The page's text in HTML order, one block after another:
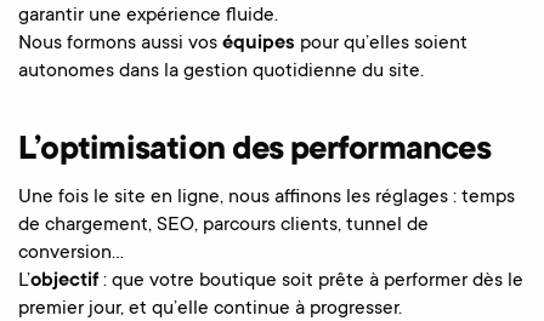
garantir une expérience fluide.
Nous formons aussi vos équipes pour qu’elles soient
autonomes dans la gestion quotidienne du site.
L’optimisation des performances
Une fois le site en ligne, nous affinons les réglages : temps
de chargement, SEO, parcours clients, tunnel de
conversion…
L’objectif: que votre boutique soit prête à performer dès le
premier jour, et qu’elle continue à progresser.